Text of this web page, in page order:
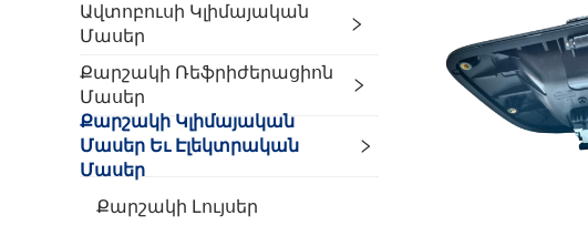
Ավտոբուսի Կլիմայական
Մասեր
Քարշակի Ռեֆրիժերացիոն
Մասեր
Քարշակի Կլիմայական
Մասեր Եւ Էլեկտրական
Մասեր
Քարշակի Լույսեր